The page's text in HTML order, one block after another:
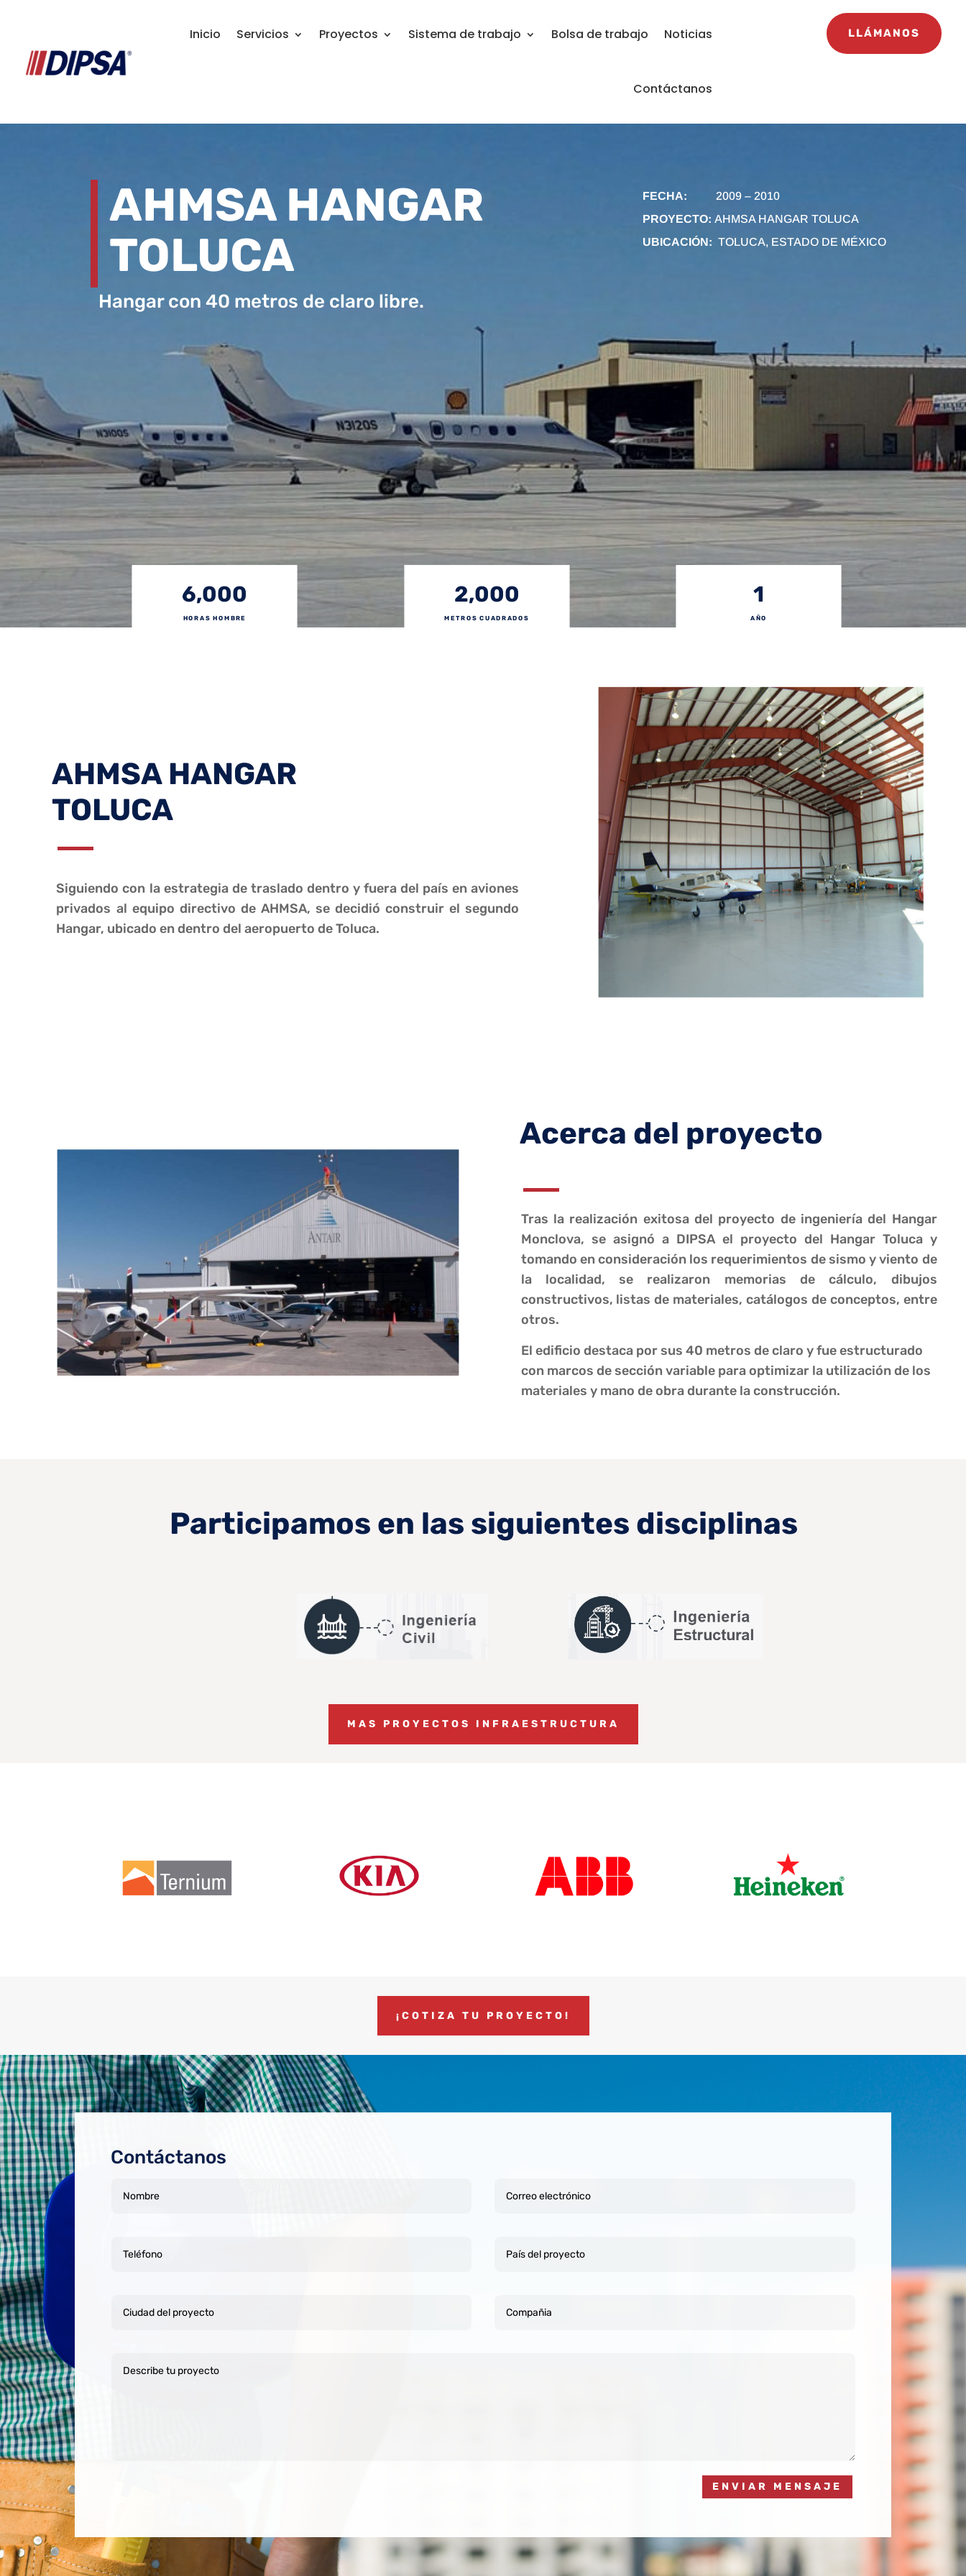
Inicio Servicios Proyectos Sistema de trabajo Bolsa de trabajo Noticias
Contáctanos
LLÁMANOS
AHMSA HANGAR
TOLUCA
Hangar con 40 metros de claro libre.
FECHA:
2009 – 2010
PROYECTO: AHMSA HANGAR TOLUCA
UBICACIÓN: TOLUCA, ESTADO DE MÉXICO
6,000
HORAS HOMBRE
2,000
METROS CUADRADOS
1
AÑO
AHMSA HANGAR
TOLUCA
Siguiendo con la estrategia de traslado dentro y fuera del país en aviones
privados al equipo directivo de AHMSA, se decidió construir el segundo
Hangar, ubicado en dentro del aeropuerto de Toluca.
Acerca del proyecto
Tras la realización exitosa del proyecto de ingeniería del Hangar
Monclova, se asignó a DIPSA el proyecto del Hangar Toluca y
tomando en consideración los requerimientos de sismo y viento de
la localidad, se realizaron memorias de cálculo, dibujos
constructivos, listas de materiales, catálogos de conceptos, entre
otros.
El edificio destaca por sus 40 metros de claro y fue estructurado
con marcos de sección variable para optimizar la utilización de los
materiales y mano de obra durante la construcción.
Participamos en las siguientes disciplinas
MAS PROYECTOS INFRAESTRUCTURA
¡COTIZA TU PROYECTO!
Contáctanos
ENVIAR MENSAJE